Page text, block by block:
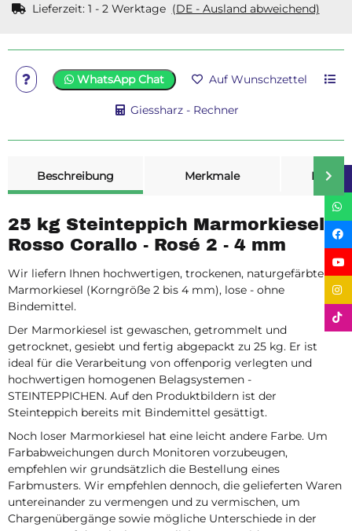
Lieferzeit: 1 - 2 Werktage (DE - Ausland abweichend)
WhatsApp Chat Auf Wunschzettel
Giessharz - Rechner
Beschreibung
Merkmale
25 kg Steinteppich Marmorkiesel
Rosso Corallo - Rosé 2 - 4 mm
Wir liefern Ihnen hochwertigen, trockenen, naturgefärbten
Marmorkiesel (Korngröße 2 bis 4 mm), lose - ohne
Bindemittel.
Der Marmorkiesel ist gewaschen, getrommelt und
getrocknet, gesiebt und fertig abgepackt zu 25 kg. Er ist
ideal für die Verarbeitung von offenporig verlegten und
hochwertigen homogenen Belagsystemen -
STEINTEPPICHEN. Auf den Produktbildern ist der
Steinteppich bereits mit Bindemittel gesättigt.
Noch loser Marmorkiesel hat eine leicht andere Farbe. Um
Farbabweichungen durch Monitoren vorzubeugen,
empfehlen wir grundsätzlich die Bestellung eines
Farbmusters. Wir empfehlen dennoch, die gelieferten Waren
untereinander zu vermengen und zu vermischen, um
Chargenübergänge sowie mögliche Unterschiede in der